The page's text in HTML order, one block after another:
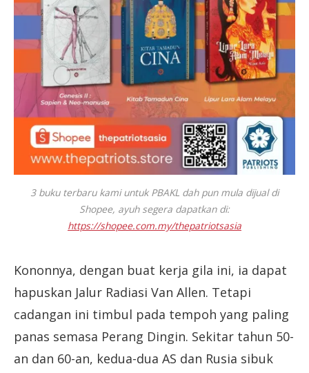
3 buku terbaru kami untuk PBAKL dah pun mula dijual di
Shopee, ayuh segera dapatkan di:
https://shopee.com.my/thepatriotsasia
Kononnya, dengan buat kerja gila ini, ia dapat
hapuskan Jalur Radiasi Van Allen. Tetapi
cadangan ini timbul pada tempoh yang paling
panas semasa Perang Dingin. Sekitar tahun 50-
an dan 60-an, kedua-dua AS dan Rusia sibuk